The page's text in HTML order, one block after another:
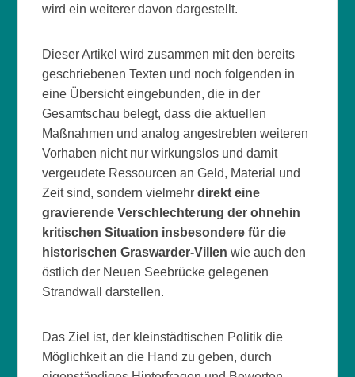
wird ein weiterer davon dargestellt.
Dieser Artikel wird zusammen mit den bereits
geschriebenen Texten und noch folgenden in
eine Übersicht eingebunden, die in der
Gesamtschau belegt, dass die aktuellen
Maßnahmen und analog angestrebten weiteren
Vorhaben nicht nur wirkungslos und damit
vergeudete Ressourcen an Geld, Material und
Zeit sind, sondern vielmehrdirekt eine
gravierende Verschlechterung der ohnehin
kritischen Situation insbesondere für die
historischen Graswarder-Villen wie auch den
östlich der Neuen Seebrücke gelegenen
Strandwall darstellen.
Das Ziel ist, der kleinstädtischen Politik die
Möglichkeit an die Hand zu geben, durch